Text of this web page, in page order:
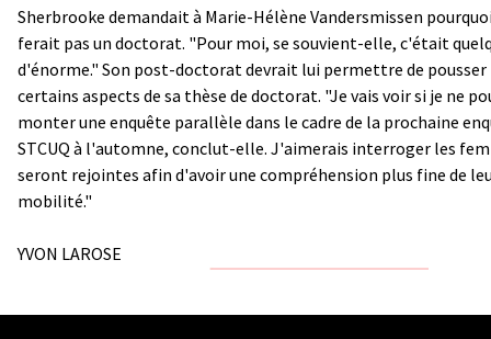
Sherbrooke demandait à Marie-Hélène Vandersmissen
ferait pas un doctorat. "Pour moi, se souvient-elle, c'était
d'énorme." Son post-doctorat devrait lui permettre de
certains aspects de sa thèse de doctorat. "Je vais voir si je ne
monter une enquête parallèle dans le cadre de la prochaine
STCUQ à l'automne, conclut-elle. J'aimerais interroger les
seront rejointes afin d'avoir une compréhension plus fine de
mobilité."
YVON LAROSE